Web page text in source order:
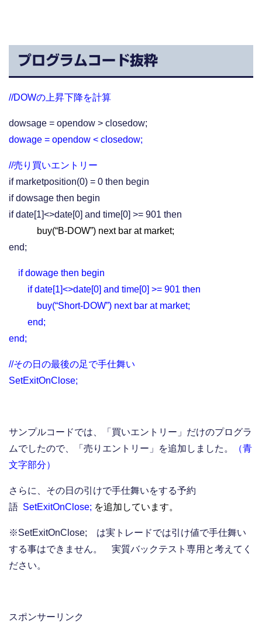
プログラムコード抜粋
//DOWの上昇下降を計算
dowsage = opendow > closedow;
dowage = opendow < closedow;
//売り買いエントリー
if marketposition(0) = 0 then begin
if dowsage then begin
if date[1]<>date[0] and time[0] >= 901 then
buy(“B-DOW”) next bar at market;
end;
if dowage then begin
if date[1]<>date[0] and time[0] >= 901 then
buy(“Short-DOW”) next bar at market;
end;
end;
//その日の最後の足で手仕舞い
SetExitOnClose;
サンプルコードでは、「買いエントリー」だけのプログラ
ムでしたので、「売りエントリー」を追加しました。
（青
文字部分）
さらに、その日の引けで手仕舞いをする予約
語 SetExitOnClose; を追加しています。
※SetExitOnClose; は実トレードでは引け値で手仕舞い
する事はできません。 実質バックテスト専用と考えてく
ださい。
スポンサーリンク